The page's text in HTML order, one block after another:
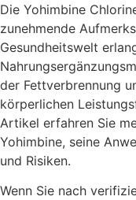
Die Yohimbine
zunehmende
Gesundheitswelt
der Fettverbrennung
körperlichen
Artikel erfahren Sie
Yohimbine, seine
und Risiken.
Wenn Sie nach